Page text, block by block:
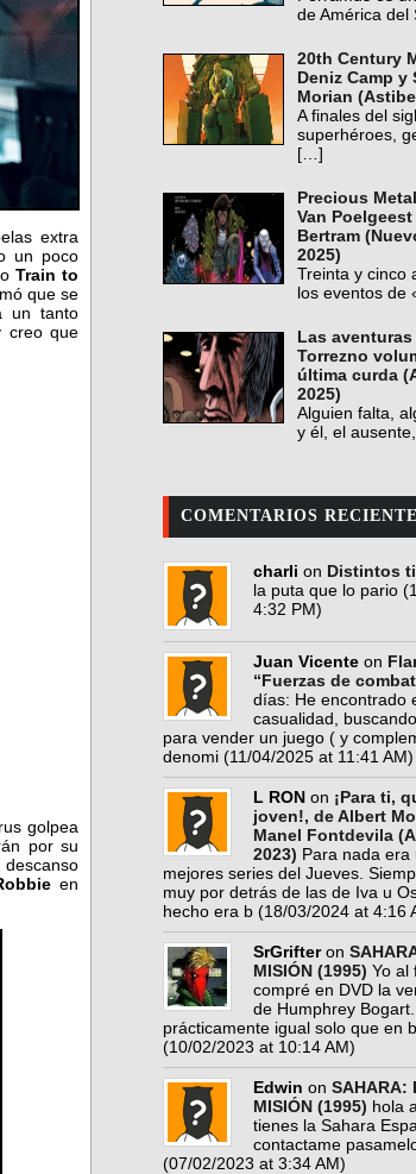
extra
un poco
Train to
que se
un tanto
creo que
golpea
por su
en
de América del
20th Century
Deniz Camp y
Morian
A finales del
superhéroes,
[…]
Precious
Van Poelgeest
Bertram
2025)
Treinta y cinco
los eventos de
Las
Torrezno
última curda
2025)
Alguien falta,
y él, el
COMENTARIOS
charli on Distintos
la puta que lo pario
4:32 PM)
Juan Vicente on
“Fuerzas de
días: He encontrado
casualidad,
para vender un juego ( y
denomi (11/04/2025 at 11:41 AM)
L RON on ¡Para ti,
joven!, de Albert
Manel Fontdevila
2023) Para nada era
mejores series del Jueves.
muy por detrás de las de Iva u
hecho era b (18/03/2024 at 4:16
SrGrifteron
MISIÓN (1995) Yo al
compré en DVD la
de Humphrey
prácticamente igual solo que en
(10/02/2023 at 10:14 AM)
Edwin on SAHARA:
MISIÓN (1995) hola
tienes la Sahara
contactame
(07/02/2023 at 3:34 AM)